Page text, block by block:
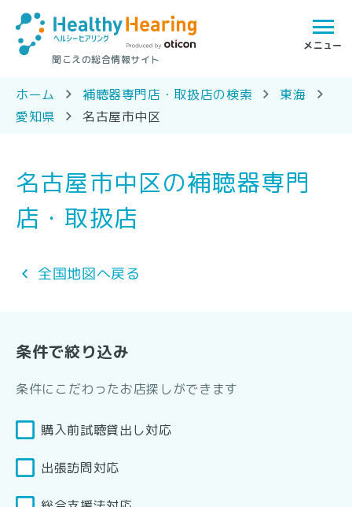
聞こえの総合情報サイト
ホーム 補聴器専門店・取扱店の検索
東海
愛知県
名古屋市中区
名古屋市中区の補聴器専門
店・取扱店
全国地図へ戻る
条件で絞り込み
条件にこだわったお店探しができます
購入前試聴貸出し対応
出張訪問対応